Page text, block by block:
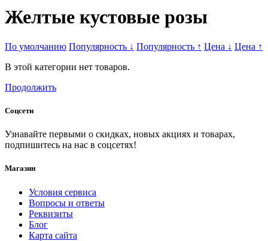
Желтые кустовые розы
По умолчанию Популярность ↓ Популярность ↑ Цена ↓ Цена ↑
В этой категории нет товаров.
Продолжить
Соцсети
Узнавайте первыми о скидках, новых акциях и товарах,
подпишитесь на нас в соцсетях!
Магазин
Условия сервиса
Вопросы и ответы
Реквизиты
Блог
Карта сайта